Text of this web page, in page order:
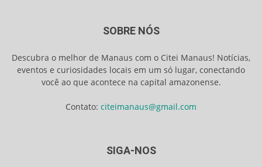
SOBRE NÓS
Descubra o melhor de Manaus com o Citei Manaus! Notícias,
eventos e curiosidades locais em um só lugar, conectando
você ao que acontece na capital amazonense.
Contato: citeimanaus@gmail.com
SIGA-NOS